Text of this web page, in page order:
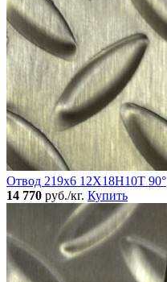
Отвод 219х6 12Х18Н10Т 90°
14 770 руб./кг. Купить